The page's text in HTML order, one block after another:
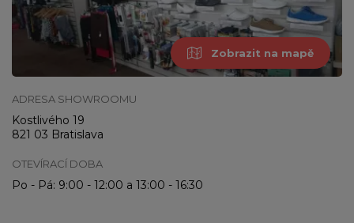
Zobrazit na mapě
ADRESA SHOWROOMU
Kostlivého 19
821 03 Bratislava
OTEVÍRACÍ DOBA
Po - Pá: 9:00 - 12:00 a 13:00 - 16:30